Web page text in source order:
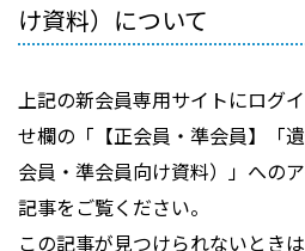
け資料）について
上記の新会員専用サイトにログ
せ欄の「【正会員・準会員】「
会員・準会員向け資料）」への
記事をご覧ください。
この記事が見つけられないとき